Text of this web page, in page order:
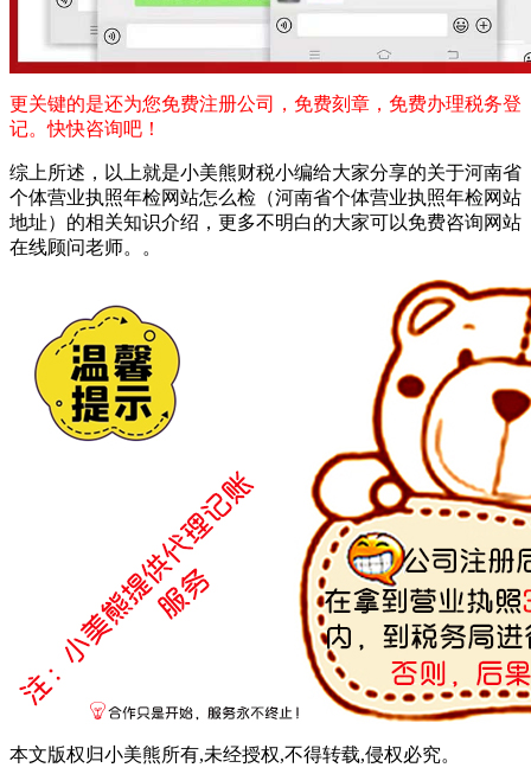
更关键的是还为您免费注册公司，免费刻章，免费办理税务登
记。快快咨询吧！
综上所述，以上就是小美熊财税小编给大家分享的关于河南省
个体营业执照年检网站怎么检（河南省个体营业执照年检网站
地址）的相关知识介绍，更多不明白的大家可以免费咨询网站
在线顾问老师。。
本文版权归小美熊所有,未经授权,不得转载,侵权必究。